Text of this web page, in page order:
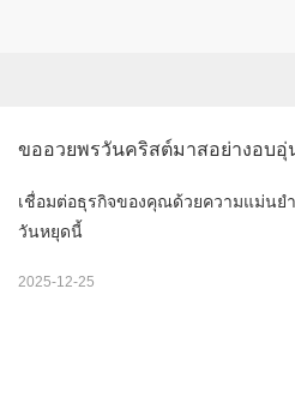
ขออวยพรวันคริสต์มาสอย่างอบอุ่
เชื่อมต่อธุรกิจของคุณด้วยความแม่นย
วันหยุดนี้
2025-12-25